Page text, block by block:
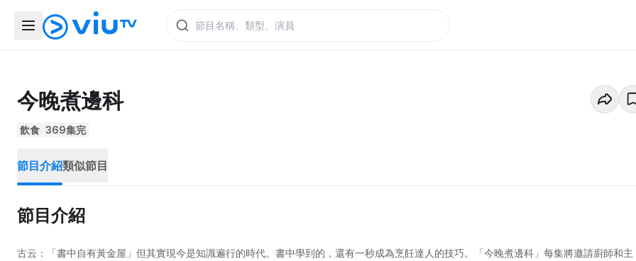
今晚煮邊科
飲食 369集完
節目介紹類似節目
節目介紹
古云：「書中自有黃金屋」但其實現今是知識遍行的時代。書中學到的，還有一秒成為烹飪達人的技巧。「今晚煮邊科」每集將邀請廚師和主